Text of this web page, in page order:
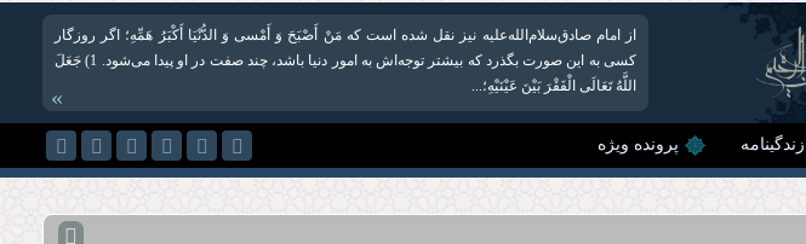
از امام صادق‌سلام‌الله‌علیه نیز نقل شده است که مَنْ‏ أَصْبَحَ‏ وَ أَمْسى‏ وَ الدُّنْیَا أَكْبَرُ هَمِّهِ؛ اگر روزگار
کسی به این صورت بگذرد که بیشتر توجه‌اش به امور دنیا باشد، چند صفت در او پیدا می‌شود. 1) جَعَلَ
اللَّهُ تَعَالَى الْفَقْرَ بَیْنَ عَیْنَیْهِ؛...
»
زندگینامه پرونده ویژه